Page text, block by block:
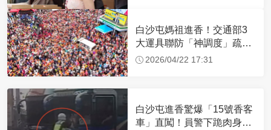
白沙屯媽祖進香！交通部3
大運具聯防「神調度」疏運
32.1萬創新高
2026/04/22 17:31
白沙屯進香驚爆「15號香客
車」直闖！員警下跪肉身擋